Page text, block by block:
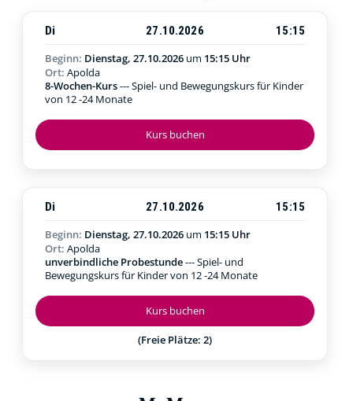
Kurs buchen
Di 27.10.2026
15:15
Beginn: Dienstag, 27.10.2026 um 15:15 Uhr
Ort: Apolda
8-Wochen-Kurs--- Spiel- und Bewegungskurs für Kinder
von 12 -24 Monate
Kurs buchen
(Freie Plätze: 2)
Di 27.10.2026
15:15
Beginn: Dienstag, 27.10.2026 um 15:15 Uhr
Ort: Apolda
unverbindliche Probestunde--- Spiel- und
Bewegungskurs für Kinder von 12 -24 Monate